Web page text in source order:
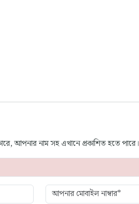
আপনার নাম সহ এখানে প্রকাশিত হতে পারে।